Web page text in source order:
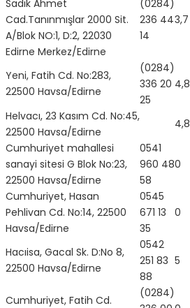
Sadık Ahmet
Cad.Tanınmışlar 2000 Sit.
A/Blok NO:1, D:2, 22030
Edirne Merkez/Edirne
(0284)
236 44
14
3,7
Yeni, Fatih Cd. No:283,
22500 Havsa/Edirne
(0284)
336 20
25
4,8
Helvacı, 23 Kasım Cd. No:45,
22500 Havsa/Edirne
4,8
Cumhuriyet mahallesi
sanayi sitesi G Blok No:23,
22500 Havsa/Edirne
0541
960 48
58
0
Cumhuriyet, Hasan
Pehlivan Cd. No:14, 22500
Havsa/Edirne
0545
671 13
35
0
Hacıisa, Gacal Sk. D:No 8,
22500 Havsa/Edirne
0542
251 83
88
5
Cumhuriyet, Fatih Cd.
(0284)